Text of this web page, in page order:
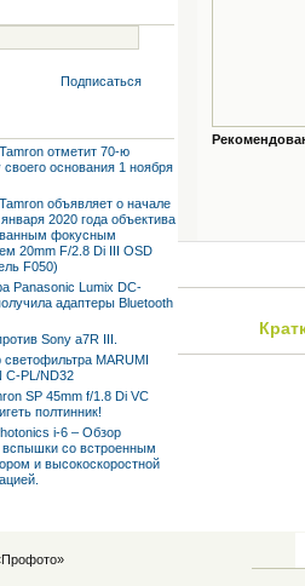
Подписаться
отметит 70-ю
основания 1 ноября
объявляет о начале
2020 года объектива
фокусным
20mm F/2.8 Di III OSD
F050)
Panasonic Lumix DC-
адаптеры Bluetooth
Sony a7R III.
светофильтра MARUMI
C-PL/ND32
SP 45mm f/1.8 Di VC
полтинник!
i-6 – Обзор
вспышки со встроенным
и высокоскоростной
Профото»